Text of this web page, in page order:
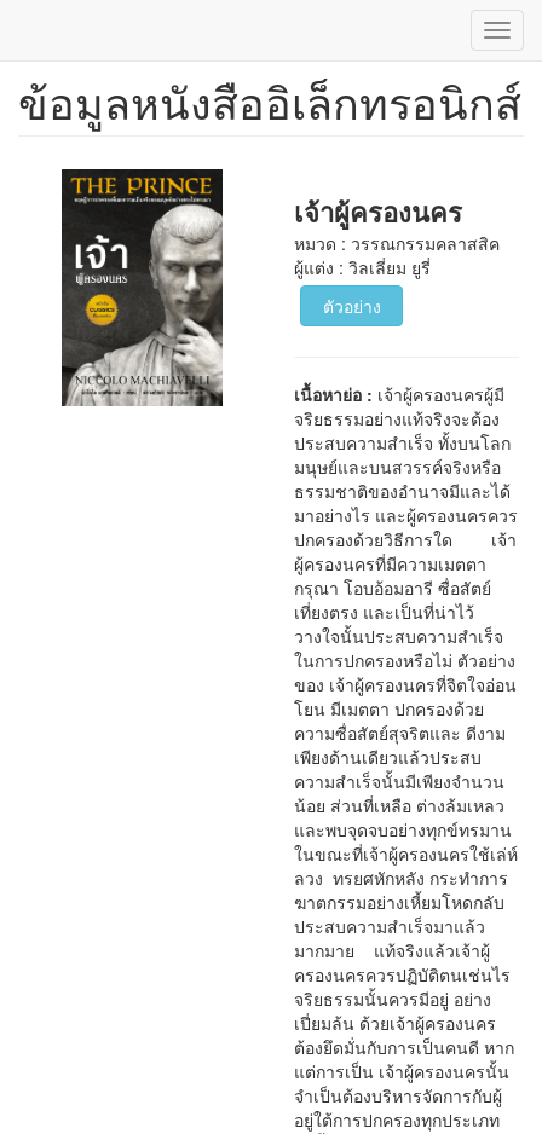
ข้าม
ข้อมูลหนังสืออิเล็กทรอนิกส์
เจ้าผู้ครองนคร
หมวด : วรรณกรรมคลาสสิค
ผู้แต่ง : วิลเลี่ยม ยูรี่
ตัวอย่าง
เนื้อหาย่อ : เจ้าผู้ครองนครผู้มี
จริยธรรมอย่างแท้จริงจะต้อง
ประสบความสำเร็จ ทั้งบนโลก
มนุษย์และบนสวรรค์จริงหรือ
ธรรมชาติของอำนาจมีและได้
มาอย่างไร และผู้ครองนครควร
ปกครองด้วยวิธีการใด เจ้า
ผู้ครองนครที่มีความเมตตา
กรุณา โอบอ้อมอารี ซื่อสัตย์
เที่ยงตรง และเป็นที่น่าไว้
วางใจนั้นประสบความสำเร็จ
ในการปกครองหรือไม่ ตัวอย่าง
ของ เจ้าผู้ครองนครที่จิตใจอ่อน
โยน มีเมตตา ปกครองด้วย
ความซื่อสัตย์สุจริตและ ดีงาม
เพียงด้านเดียวแล้วประสบ
ความสำเร็จนั้นมีเพียงจำนวน
น้อย ส่วนที่เหลือ ต่างล้มเหลว
และพบจุดจบอย่างทุกข์ทรมาน
ในขณะที่เจ้าผู้ครองนครใช้เล่ห์
ลวง ทรยศหักหลัง กระทำการ
ฆาตกรรมอย่างเหี้ยมโหดกลับ
ประสบความสำเร็จมาแล้ว
มากมาย แท้จริงแล้วเจ้าผู้
ครองนครควรปฏิบัติตนเช่นไร
จริยธรรมนั้นควรมีอยู่ อย่าง
เปี่ยมล้น ด้วยเจ้าผู้ครองนคร
ต้องยึดมั่นกับการเป็นคนดี หาก
แต่การเป็น เจ้าผู้ครองนครนั้น
จำเป็นต้องบริหารจัดการกับผู้
อยู่ใต้การปกครองทุกประเภท